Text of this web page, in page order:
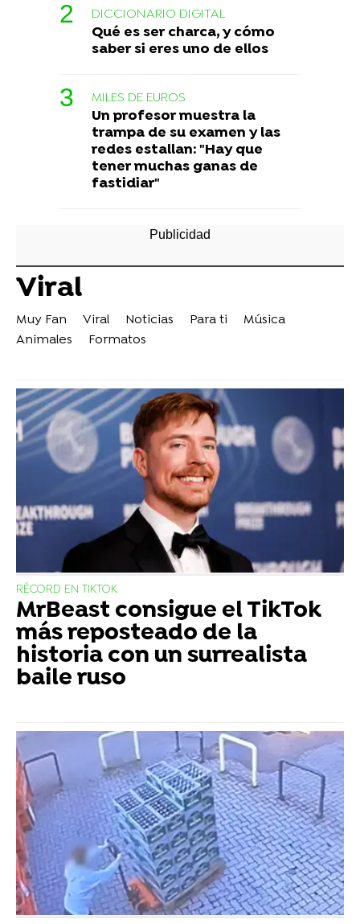
DICCIONARIO DIGITAL
Qué es ser charca, y cómo
saber si eres uno de ellos
MILES DE EUROS
Un profesor muestra la
trampa de su examen y las
redes estallan: "Hay que
tener muchas ganas de
fastidiar"
Viral
Muy Fan Viral Noticias Para ti
Música
Animales
Formatos
RÉCORD EN TIKTOK
MrBeast consigue el TikTok
más reposteado de la
historia con un surrealista
baile ruso